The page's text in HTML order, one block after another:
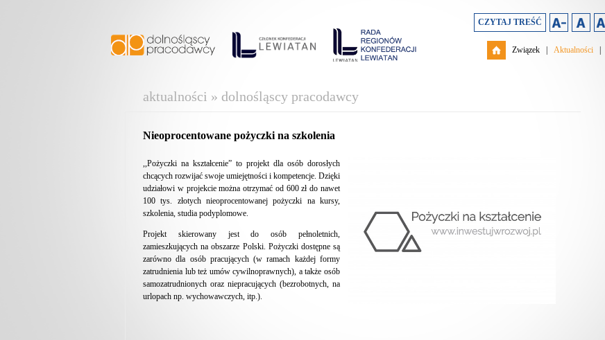
CZYTAJ TREŚĆ
Związek Aktualności
aktualności » dolnośląscy pracodawcy
Nieoprocentowane pożyczki na szkolenia
,,Pożyczki na kształcenie” to projekt dla osób dorosłych
chcących rozwijać swoje umiejętności i kompetencje. Dzięki
udziałowi w projekcie można otrzymać od 600 zł do nawet
100 tys. złotych nieoprocentowanej pożyczki na kursy,
szkolenia, studia podyplomowe.
Projekt skierowany jest do osób pełnoletnich,
zamieszkujących na obszarze Polski. Pożyczki dostępne są
zarówno dla osób pracujących (w ramach każdej formy
zatrudnienia lub też umów cywilnoprawnych), a także osób
samozatrudnionych oraz niepracujących (bezrobotnych, na
urlopach np. wychowawczych, itp.).